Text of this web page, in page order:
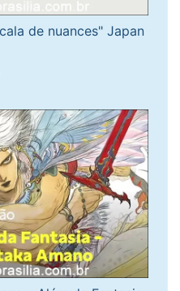
de nuances" Japan